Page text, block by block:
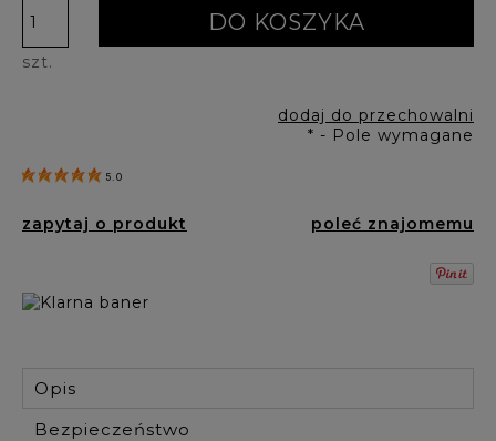
szt.
DO KOSZYKA
dodaj do przechowalni
* - Pole wymagane
5.0
zapytaj o produkt poleć znajomemu
Opis
Bezpieczeństwo